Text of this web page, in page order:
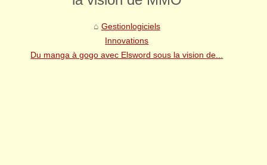
Gestionlogiciels
Innovations
Du manga à gogo avec Elsword sous la vision de...